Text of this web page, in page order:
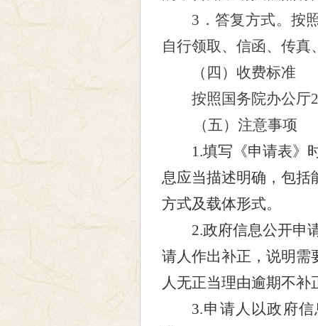
3 ．答复方式。按
自行领取、信函、传
（四）收费标准
按照国务院办公厅
（五）注意事项
1.填写《申请表》
息应当描述明确，包括
方式及载体形式。
2.政府信息公开申请
请人作出补正，说明需
人无正当理由逾期不
3.申请人以政府